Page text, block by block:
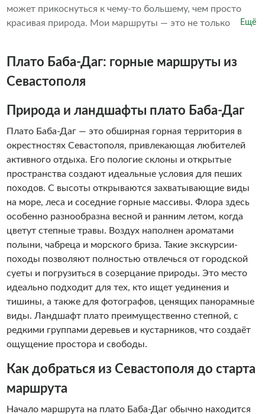
увлекательные экскурсии – Местные гиды, которые
любят свою работу – Возможность создания
Крымом особенным!
может прикоснуться к чему-то большему, чем просто
красивая природа. Мои маршруты — это не только
экстрим-практикам (в том числе по хождению по углям),
походные бани в горах, медитации на рассвете и закате,
просто посетить места, а прочувствовать его. Ощутить
индивидуальный поход или на индивидуальную
экскурсию.
Ещё
Плато Баба-Даг: горные маршруты из
Севастополя
Природа и ландшафты плато Баба-Даг
Плато Баба-Даг — это обширная горная территория в
окрестностях Севастополя, привлекающая любителей
активного отдыха. Его пологие склоны и открытые
пространства создают идеальные условия для пеших
походов. С высоты открываются захватывающие виды
на море, леса и соседние горные массивы. Флора здесь
особенно разнообразна весной и ранним летом, когда
цветут степные травы. Воздух наполнен ароматами
полыни, чабреца и морского бриза. Такие экскурсии-
походы позволяют полностью отвлечься от городской
суеты и погрузиться в созерцание природы. Это место
идеально подходит для тех, кто ищет уединения и
тишины, а также для фотографов, ценящих панорамные
виды. Ландшафт плато преимущественно степной, с
редкими группами деревьев и кустарников, что создаёт
ощущение простора и свободы.
Как добраться из Севастополя до старта
маршрута
Начало маршрута на плато Баба-Даг обычно находится